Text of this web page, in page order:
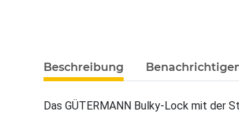
Beschreibung
Das GÜTERMANN Bulky-Lock mit der